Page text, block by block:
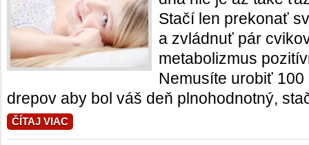
Stačí len prekonať
a zvládnuť pár
metabolizmus
Nemusíte urobiť
drepov aby bol váš deň plnohodnotný,
ČÍTAJ VIAC